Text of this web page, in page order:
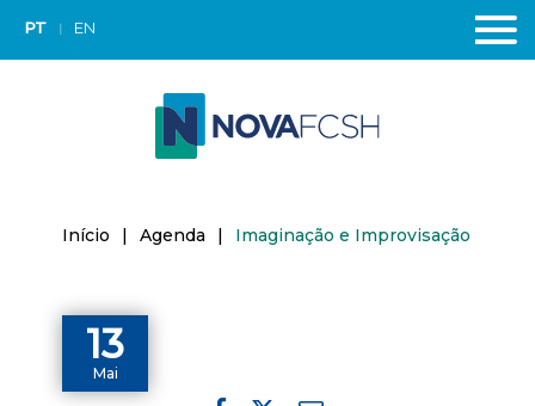
PT EN
Início | Agenda | Imaginação e Improvisação
13
Mai